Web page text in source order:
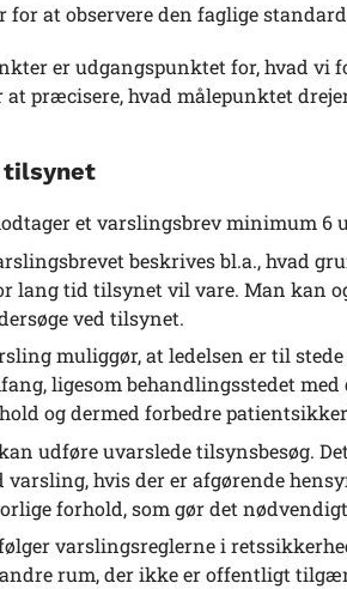
for at observere den faglige
er udgangspunktet for, hvad vi
præcisere, hvad målepunktet
tilsynet
et varslingsbrev minimum 6
beskrives bl.a., hvad
lang tid tilsynet vil vare. Man kan
ved tilsynet.
muliggør, at ledelsen er til
ligesom behandlingsstedet
og dermed forbedre
udføre uvarslede tilsynsbesøg.
varsling, hvis der er afgørende
forhold, som gør det
varslingsreglerne i
rum, der ikke er offentligt